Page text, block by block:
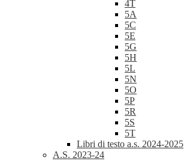
4T
5A
5C
5E
5G
5H
5L
5N
5O
5P
5R
5S
5T
Libri di testo a.s. 2024-2025
A.S. 2023-24